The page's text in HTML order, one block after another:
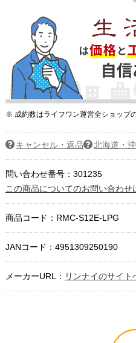
※ 成約数はライフワン運営全ショップの
キャンセル・返品 北海道・
問い合わせ番号：301235
この商品についてのお問い合わせ
商品コード： RMC-S12E-LPG
JANコード：4951309250190
メーカーURL： リンナイのサイト